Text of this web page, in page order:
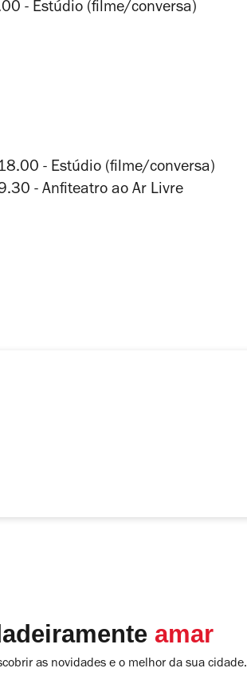
- Estúdio (filme/conversa)
- Estúdio (filme/conversa)
- Anfiteatro ao Ar Livre
amar
as novidades e o melhor da sua cidade.